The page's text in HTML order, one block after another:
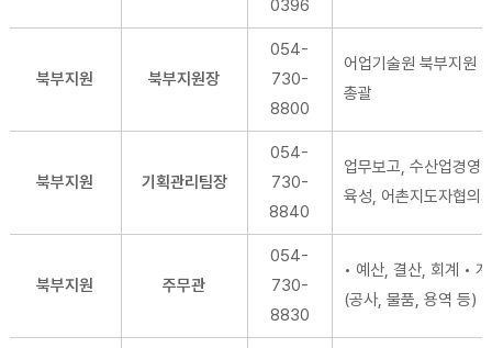
0396
북부지원 북부지원장
054-
730-
8800
어업기술원 북부지원
총괄
북부지원 기획관리팀장
054-
730-
8840
업무보고, 수산업경영
육성, 어촌지도자협의
북부지원 주무관
054-
730-
8830
• 예산, 결산, 회계 •
(공사, 물품, 용역 등)